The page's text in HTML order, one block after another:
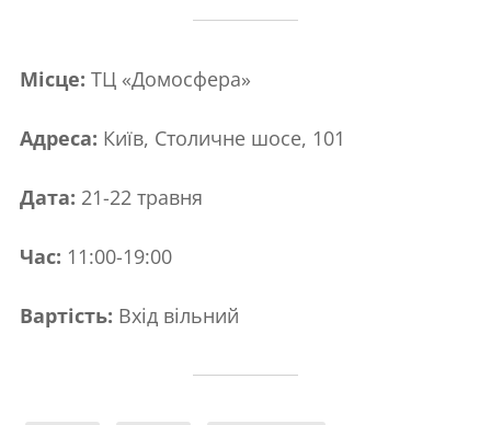
Місце: ТЦ «Домосфера»
Адреса: Київ, Столичне шосе, 101
Дата: 21-22 травня
Час: 11:00-19:00
Вартість: Вхід вільний